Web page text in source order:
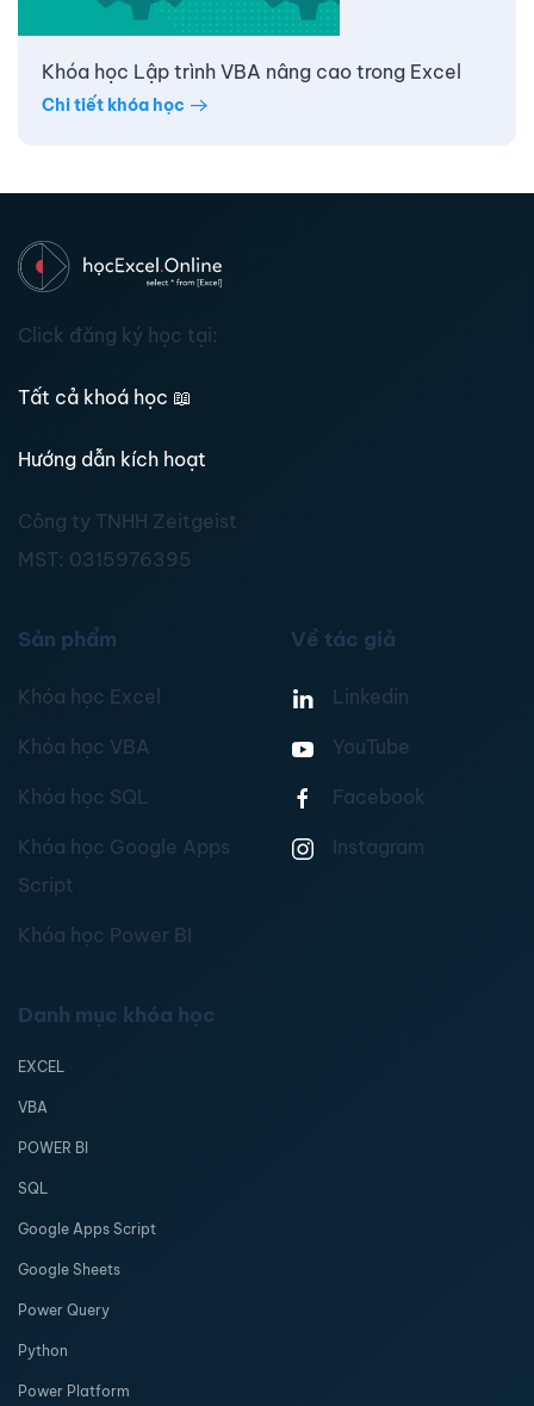
Khóa học Lập trình VBA nâng cao trong Excel
Chi tiết khóa học
Click đăng ký học tại:
Tất cả khoá học 📖
Hướng dẫn kích hoạt
Công ty TNHH Zeitgeist
MST: 0315976395
Sản phẩm
Khóa học Excel
Khóa học VBA
Khóa học SQL
Khóa học Google Apps
Script
Khóa học Power BI
Về tác giả
Linkedin
YouTube
Facebook
Instagram
Danh mục khóa học
EXCEL
VBA
POWER BI
SQL
Google Apps Script
Google Sheets
Power Query
Python
Power Platform